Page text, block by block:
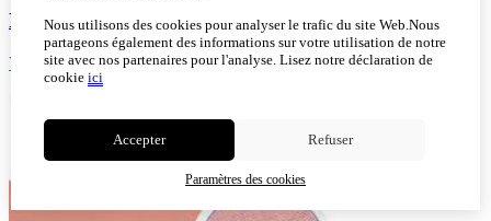
Desinfecter
Voir!
Nous utilisons des cookies pour analyser le trafic du site Web.Nous
partageons également des informations sur votre utilisation de notre
site avec nos partenaires pour l'analyse. Lisez notre déclaration de
cookie ici
Accepter Refuser
Paramètres des cookies